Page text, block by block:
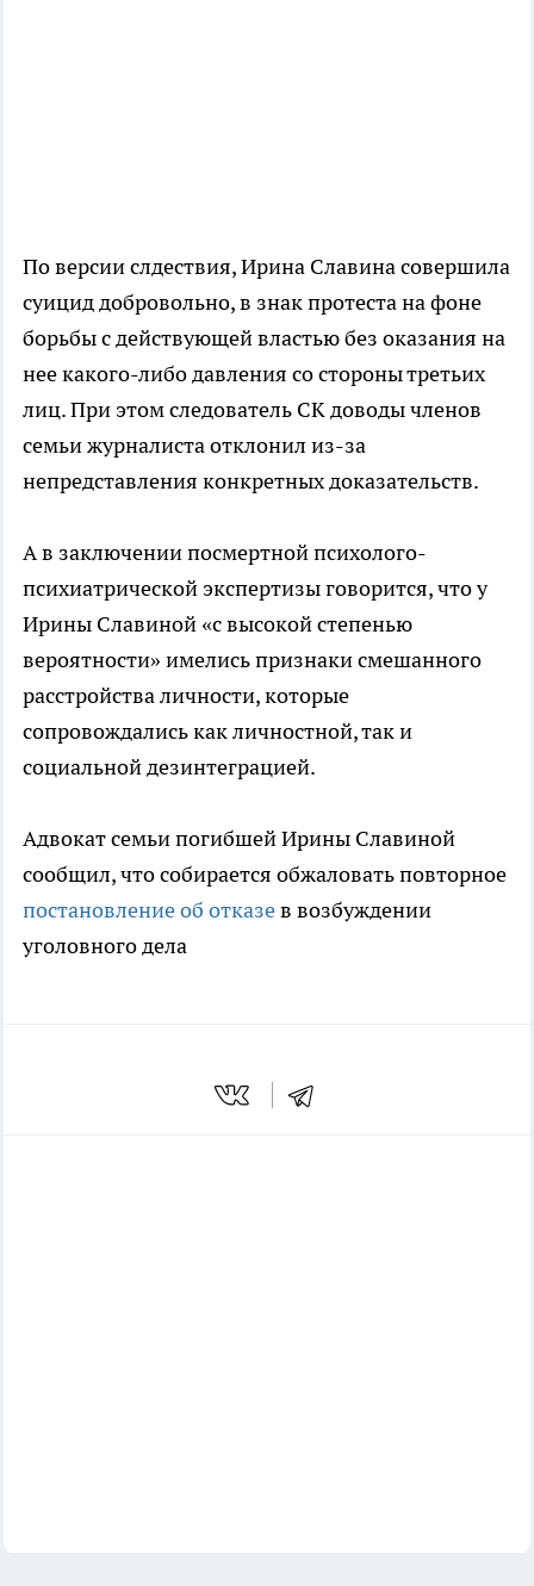
По версии слдествия, Ирина Славина совершила
суицид добровольно, в знак протеста на фоне
борьбы с действующей властью без оказания на
нее какого-либо давления со стороны третьих
лиц. При этом следователь СК доводы членов
семьи журналиста отклонил из-за
непредставления конкретных доказательств.
А в заключении посмертной психолого-
психиатрической экспертизы говорится, что у
Ирины Славиной «с высокой степенью
вероятности» имелись признаки смешанного
расстройства личности, которые
сопровождались как личностной, так и
социальной дезинтеграцией.
Адвокат семьи погибшей Ирины Славиной
сообщил, что собирается обжаловать повторное
постановление об отказев возбуждении
уголовного дела